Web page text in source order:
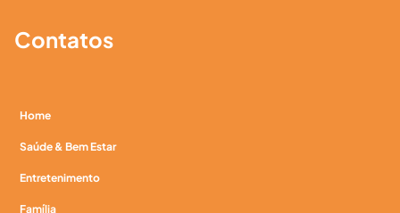
Contatos
Home
Saúde & Bem Estar
Entretenimento
Família